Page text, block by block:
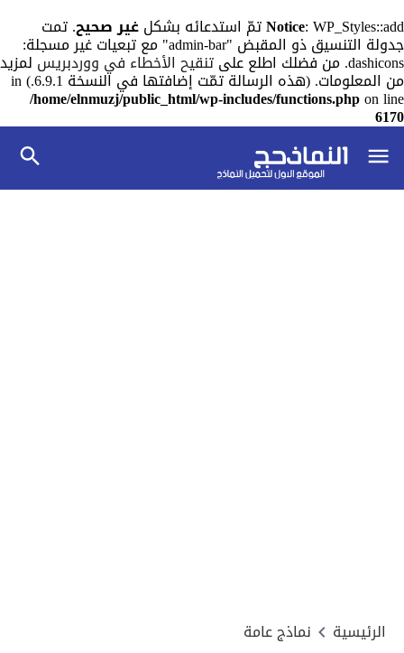
Notice: WP_Styles::add تمّ استدعائه بشكل غير صحيح. تمت
جدولة التنسيق ذو المقبض "admin-bar" مع تبعيات غير مسجلة:
dashicons. من فضلك اطلع على تنقيح الأخطاء في ووردبريس لمزيد
من المعلومات. (هذه الرسالة تمّت إضافتها في النسخة 6.9.1.) in
/home/elnmuzj/public_html/wp-includes/functions.phpon line
6170
الرئيسية نماذج عامة